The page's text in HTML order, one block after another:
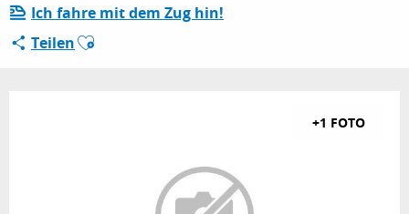
ESPACE PRO
Ich fahre mit dem Zug hin!
TeilenAjouter aux favoris
+1 FOTO